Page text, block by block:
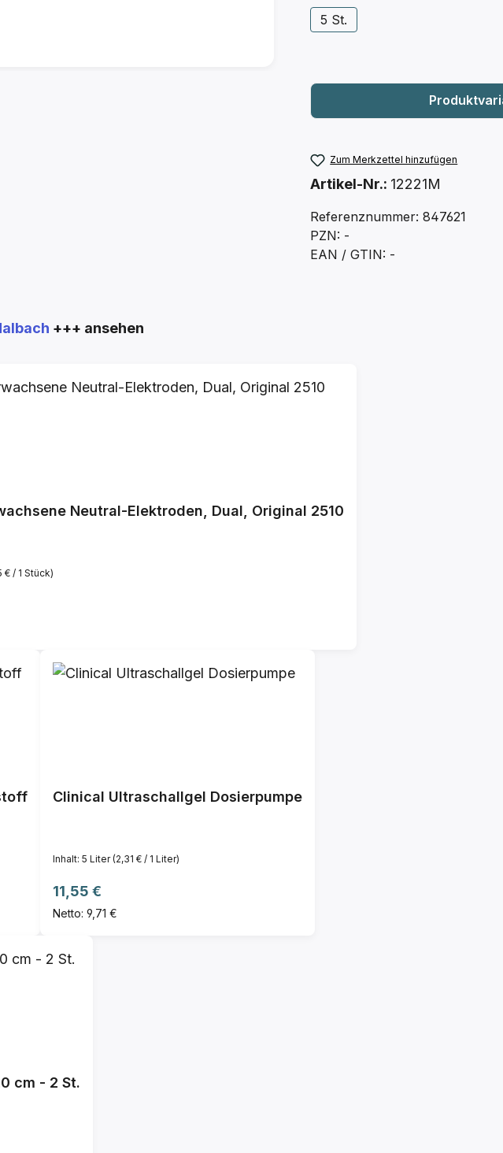
5 St.
Zum Merkzettel hinzufügen
Artikel-Nr.: 12221M
Referenznummer: 847621
PZN: -
EAN / GTIN: -
+++ ansehen
Neutral-Elektroden, Dual, Original 2510
€ / 1 Stück)
Clinical Ultraschallgel Dosierpumpe
Inhalt: 5 Liter(2,31 € / 1 Liter)
Regulärer Preis:
11,55 €
Netto: 9,71 €
cm - 2 St.